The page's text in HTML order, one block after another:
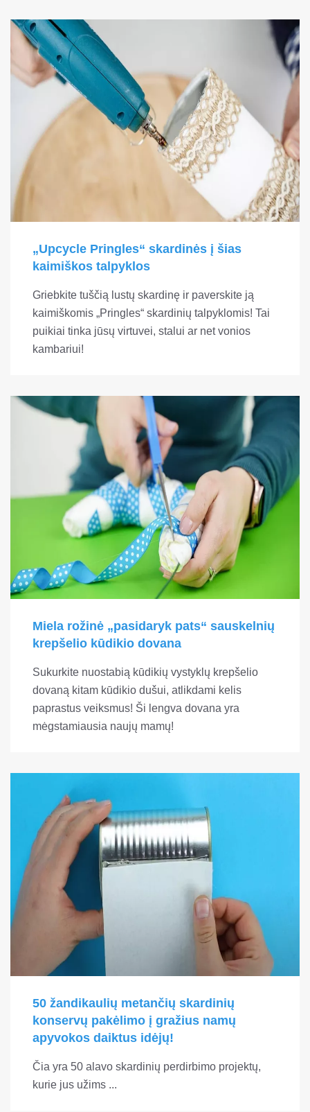
„Upcycle Pringles“ skardinės į šias
kaimiškos talpyklos
Griebkite tuščią lustų skardinę ir paverskite ją
kaimiškomis „Pringles“ skardinių talpyklomis! Tai
puikiai tinka jūsų virtuvei, stalui ar net vonios
kambariui!
Miela rožinė „pasidaryk pats“ sauskelnių
krepšelio kūdikio dovana
Sukurkite nuostabią kūdikių vystyklų krepšelio
dovaną kitam kūdikio dušui, atlikdami kelis
paprastus veiksmus! Ši lengva dovana yra
mėgstamiausia naujų mamų!
50 žandikaulių metančių skardinių
konservų pakėlimo į gražius namų
apyvokos daiktus idėjų!
Čia yra 50 alavo skardinių perdirbimo projektų,
kurie jus užims ...